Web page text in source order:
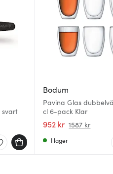
svart
Bodum
Pavina Glas
cl 6-pack Klar
952 kr 1587 kr
I lager